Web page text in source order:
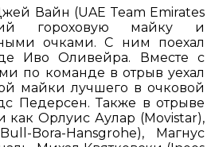
Вайн (UAE Team Emirates
гороховую майку и
очками. С ним поехал
Иво Оливейра. Вместе с
по команде в отрыв уехал
майки лучшего в очковой
Педерсен. Также в отрыве
Орлуис Аулар (Movistar),
Bora-Hansgrohe), Магнус